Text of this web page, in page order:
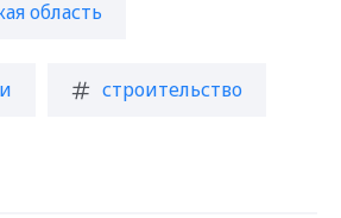
область
строительство